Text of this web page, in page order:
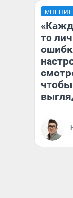
МНЕНИЕ
то
чтобы